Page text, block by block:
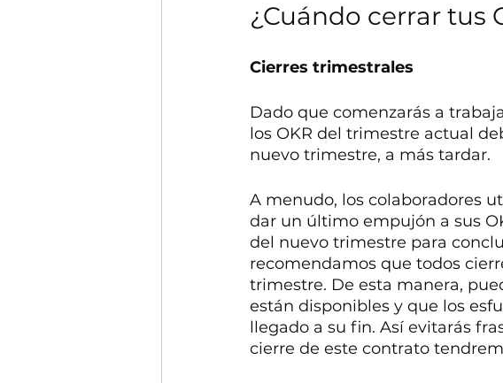
¿Cuándo cerrar tus
Cierres trimestrales
Dado que comenzarás a
los OKR del trimestre actual
nuevo trimestre, a más tardar.
A menudo, los colaboradores
dar un último empujón a sus
del nuevo trimestre para
recomendamos que todos
trimestre. De esta manera,
están disponibles y que los
llegado a su fin. Así evitarás
cierre de este contrato